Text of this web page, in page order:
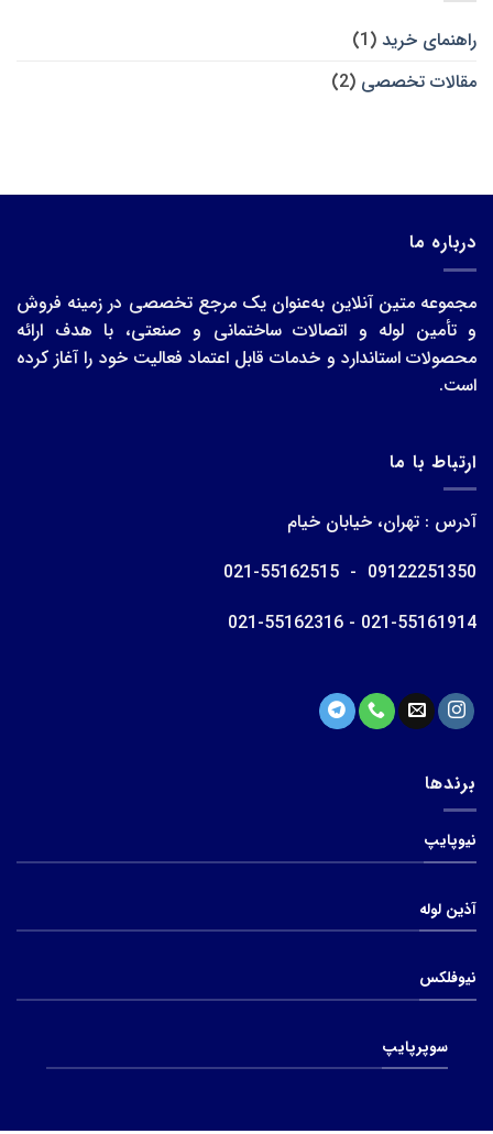
پلی
پروپیلن
راهنمای خرید (1)
مقالات تخصصی (2)
درباره ما
مجموعه متین آنلاین به‌عنوان یک مرجع تخصصی در زمینه فروش
و تأمین لوله و اتصالات ساختمانی و صنعتی، با هدف ارائه
محصولات استاندارد و خدمات قابل اعتماد فعالیت خود را آغاز کرده
است.
ارتباط با ما
آدرس : تهران، خیابان خیام
09122251350 - 021-55162515
021-55161914 - 021-55162316
برندها
نیوپایپ
آذین لوله
نیوفلکس
سوپرپایپ